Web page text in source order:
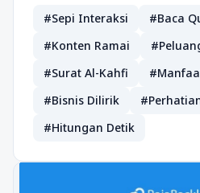
#Sepi Interaksi
#Baca
#Konten Ramai
#Surat Al-Kahfi
#Bisnis Dilirik
#Hitungan Detik